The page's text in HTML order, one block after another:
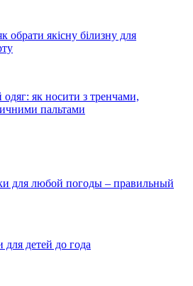
обрати якісну білизну для
як носити з тренчами,
пальтами
для любой погоды – правильный
детей до года